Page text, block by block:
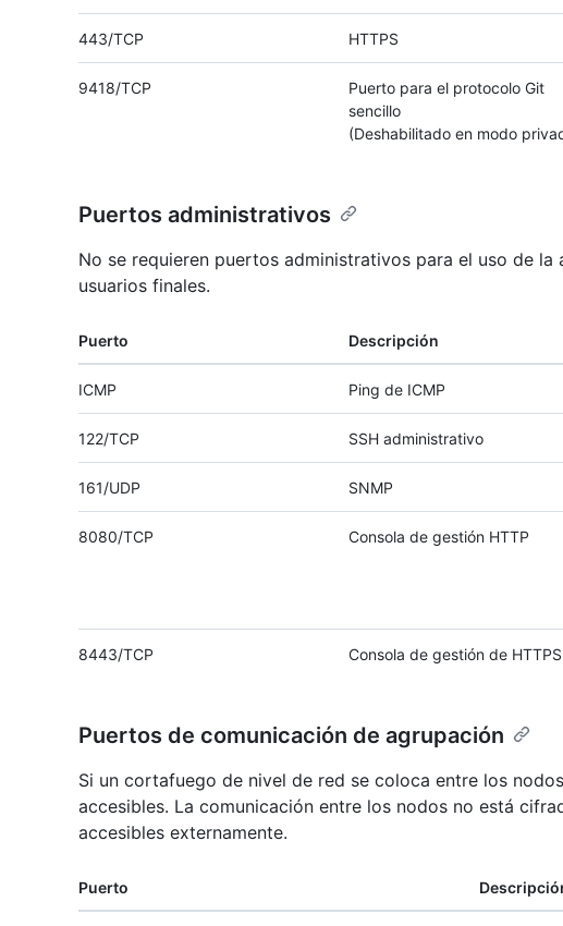
443/TCP HTTPS
9418/TCP
Puerto para el protocolo Git
sencillo
(Deshabilitado en modo
Puertos administrativos
No se requieren puertos administrativos para el uso de
usuarios finales.
Puerto Descripción
ICMP Ping de ICMP
122/TCP SSH administrativo
161/UDP SNMP
8080/TCP Consola de gestión HTTP
8443/TCP Consola de gestión de HTTPS
Puertos de comunicación de agrupación
Si un cortafuego de nivel de red se coloca entre los
accesibles. La comunicación entre los nodos no está
accesibles externamente.
Puerto